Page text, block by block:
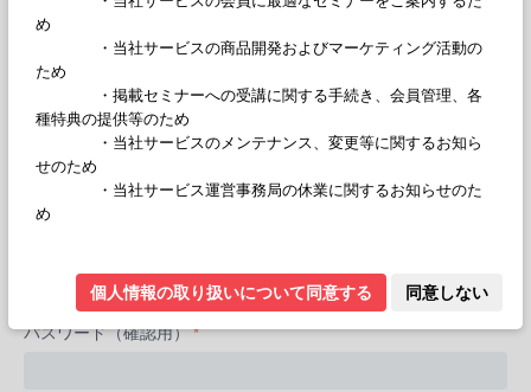
メールアドレス
※登録後は変更不可
パスワード（確認用）
個人情報の取り扱いについて同意する 同意しない